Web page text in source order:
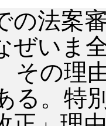
の法案
ぜいま
その理
る。特